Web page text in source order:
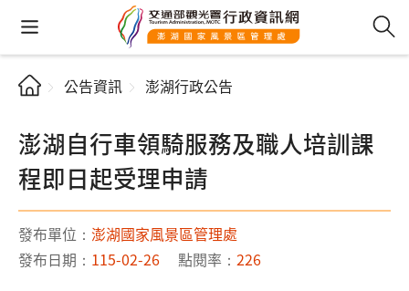
公告資訊 澎湖行政公告
澎湖自行車領騎服務及職人培訓課
程即日起受理申請
發布單位： 澎湖國家風景區管理處
發布日期： 115-02-26 點閱率： 226